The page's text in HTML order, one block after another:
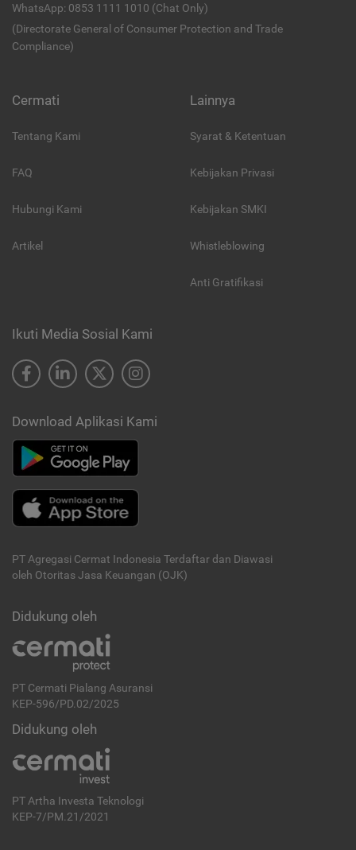
WhatsApp: 0853 1111 1010 (Chat Only)
(Directorate General of Consumer Protection and Trade
Compliance)
Cermati
Tentang Kami
FAQ
Hubungi Kami
Artikel
Lainnya
Syarat & Ketentuan
Kebijakan Privasi
Kebijakan SMKI
Whistleblowing
Anti Gratifikasi
Ikuti Media Sosial Kami
Download Aplikasi Kami
PT Agregasi Cermat Indonesia Terdaftar dan Diawasi
oleh Otoritas Jasa Keuangan (OJK)
Didukung oleh
PT Cermati Pialang Asuransi
KEP-596/PD.02/2025
Didukung oleh
PT Artha Investa Teknologi
KEP-7/PM.21/2021